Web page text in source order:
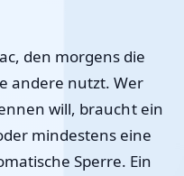
den morgens die
andere nutzt. Wer
will, braucht ein
mindestens eine
Sperre. Ein